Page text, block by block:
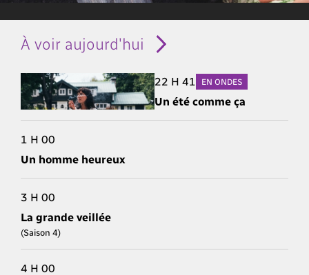
À voir aujourd'hui
22 H 41 EN ONDES
Un été comme ça
1 H 00
Un homme heureux
3 H 00
La grande veillée
(Saison 4)
4 H 00